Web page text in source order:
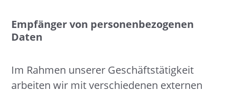
Empfänger von personenbezogenen
Daten
Im Rahmen unserer Geschäftstätigkeit
arbeiten wir mit verschiedenen externen